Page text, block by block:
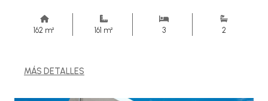
162 m² 161 m² 3 2
MÁS DETALLES